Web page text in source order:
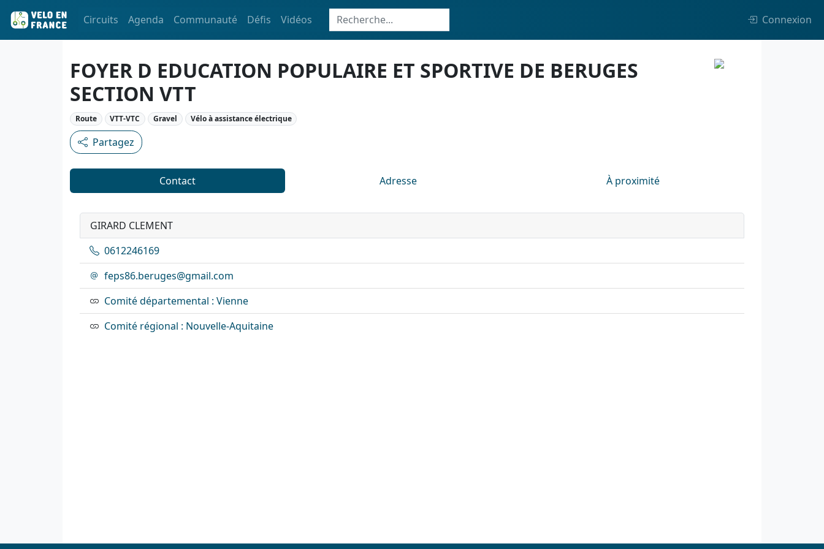
Circuits Agenda Communauté Défis Vidéos Connexion
FOYER D EDUCATION POPULAIRE ET SPORTIVE DE BERUGES
SECTION VTT
Route VTT-VTC Gravel Vélo à assistance électrique
Partagez
Contact Adresse À proximité
GIRARD CLEMENT
0612246169
feps86.beruges@gmail.com
Comité départemental : Vienne
Comité régional : Nouvelle-Aquitaine